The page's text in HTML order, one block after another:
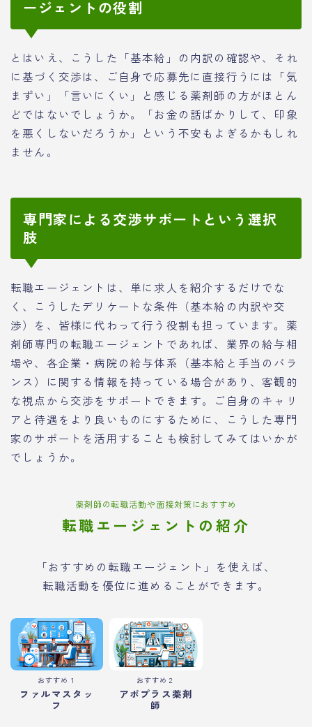
ージェントの役割
とはいえ、こうした「基本給」の内訳の確認や、それ
に基づく交渉は、ご自身で応募先に直接行うには「気
まずい」「言いにくい」と感じる薬剤師の方がほとん
どではないでしょうか。「お金の話ばかりして、印象
を悪くしないだろうか」という不安もよぎるかもしれ
ません。
専門家による交渉サポートという選択
肢
転職エージェントは、単に求人を紹介するだけでな
く、こうしたデリケートな条件（基本給の内訳や交
渉）を、皆様に代わって行う役割も担っています。薬
剤師専門の転職エージェントであれば、業界の給与相
場や、各企業・病院の給与体系（基本給と手当のバラ
ンス）に関する情報を持っている場合があり、客観的
な視点から交渉をサポートできます。ご自身のキャリ
アと待遇をより良いものにするために、こうした専門
家のサポートを活用することも検討してみてはいかが
でしょうか。
薬剤師の転職活動や面接対策におすすめ
転職エージェントの紹介
「おすすめの転職エージェント」を使えば、
転職活動を優位に進めることができます。
おすすめ１
ファルマスタッ
フ
おすすめ２
アポプラス薬剤
師